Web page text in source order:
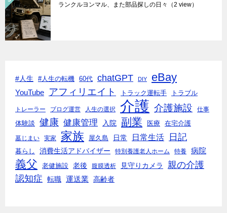
ランクルヨンマル、また部品探しの日々 （2 view）
#人生 #人生の転機 60代 chatGPT DIY eBay
YouTube アフィリエイト トラック運転手 トラブル
トレーラー ブログ運営 人生の選択 介護 介護施設 仕事
体験談 健康 健康管理 入院 副業 医療 在宅介護
墓じまい 実家 家族 屋久島 日常 日常生活 日記
暮らし 消費生活アドバイザー 特別養護老人ホーム 特養 病院
義父 老健施設 老後 腹膜透析 見守りカメラ
親の介護
認知症
転職 運送業 高齢者